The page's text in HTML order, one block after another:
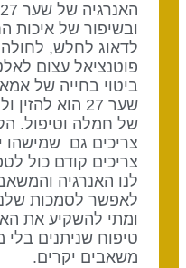
ובשיפור של איכות
לדאוג לחלש, לחולה
פוטנציאל עצום
ביטוי בחייה של
שער 27 הוא
של חמלה וטיפול.
צריכים גם שמישהו
צריכים קודם כול
לנו האנרגיה
לאפשר לסמכות שלנו
ומתי להשקיע את
טיפוח שניתנים בלי
משאבים יקרים.